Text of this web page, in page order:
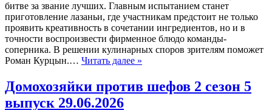
битве за звание лучших. Главным испытанием станет
приготовление лазаньи, где участникам предстоит не только
проявить креативность в сочетании ингредиентов, но и в
точности воспроизвести фирменное блюдо команды-
соперника. В решении кулинарных споров зрителям поможет
Роман Курцын.… Читать далее »
Домохозяйки против шефов 2 сезон 5
выпуск 29.06.2026